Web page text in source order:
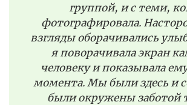
группой, и с теми,
фотографировала.
взгляды оборачивались
я поворачивала экран
человеку и показывала
момента. Мы были здесь и
были окружены заботой